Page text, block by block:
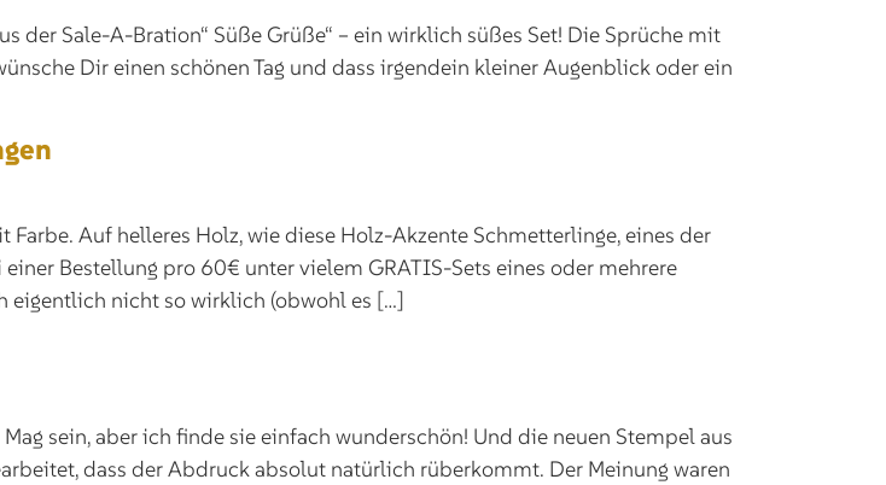
der Sale-A-Bration“ Süße Grüße“ – ein wirklich süßes Set! Die Sprüche mit
Dir einen schönen Tag und dass irgendein kleiner Augenblick oder ein
Auf helleres Holz, wie diese Holz-Akzente Schmetterlinge, eines der
Bestellung pro 60€ unter vielem GRATIS-Sets eines oder mehrere
eigentlich nicht so wirklich (obwohl es […]
sein, aber ich finde sie einfach wunderschön! Und die neuen Stempel aus
dass der Abdruck absolut natürlich rüberkommt. Der Meinung waren